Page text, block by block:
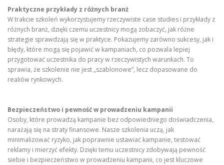
Praktyczne przykłady z różnych branż
W trakcie szkoleń wykorzystujemy rzeczywiste case studies i przykłady z
różnych branż, dzięki czemu uczestnicy mogą zobaczyć, jak różne
strategie sprawdzają się w praktyce. Pokazujemy zarówno sukcesy, jak i
błędy, które mogą się pojawić w kampaniach, co pozwala lepiej
przygotować uczestnika do pracy w rzeczywistych warunkach. To
sprawia, że szkolenie nie jest „szablonowe”, lecz dopasowane do
realiów rynkowych.
Bezpieczeństwo i pewność w prowadzeniu kampanii
Osoby, które prowadzą kampanie bez odpowiedniego doświadczenia,
narażają się na straty finansowe. Nasze szkolenia uczą, jak
minimalizować ryzyko, jak poprawnie ustawiać kampanie, testować
reklamy i mierzyć efekty. Dzięki temu uczestnicy zdobywają pewność
siebie i bezpieczeństwo w prowadzeniu kampanii, co jest kluczowe